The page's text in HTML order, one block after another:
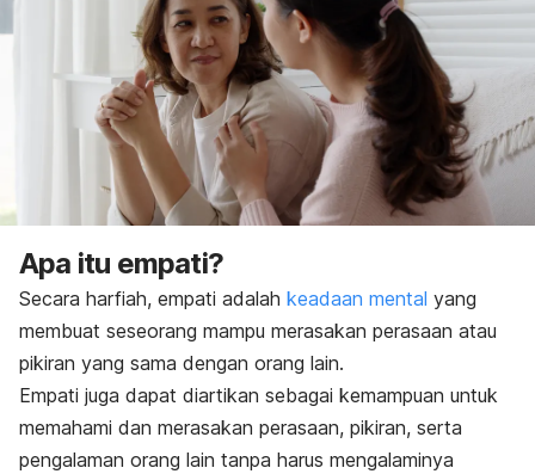
Apa itu empati?
Secara harfiah, empati adalah keadaan mental yang
membuat seseorang mampu merasakan perasaan atau
pikiran yang sama dengan orang lain.
Empati juga dapat diartikan sebagai kemampuan untuk
memahami dan merasakan perasaan, pikiran, serta
pengalaman orang lain tanpa harus mengalaminya